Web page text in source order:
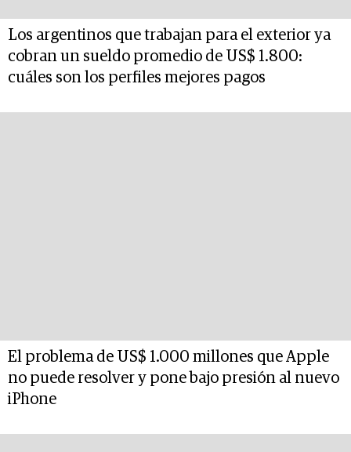
Los argentinos que trabajan para el exterior ya
cobran un sueldo promedio de US$ 1.800:
cuáles son los perfiles mejores pagos
El problema de US$ 1.000 millones que Apple
no puede resolver y pone bajo presión al nuevo
iPhone